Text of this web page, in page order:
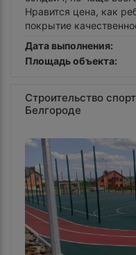
Нравится цена, как
покрытие
Дата выполнения:
Площадь объекта:
Строительство
Белгороде